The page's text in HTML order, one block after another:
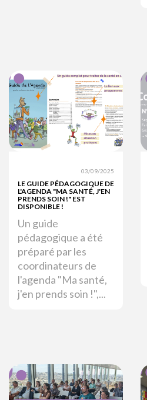
03/09/2025
LE GUIDE PÉDAGOGIQUE DE
L'AGENDA "MA SANTÉ, J'EN
PRENDS SOIN !" EST
DISPONIBLE !
Un guide
pédagogique a été
préparé par les
coordinateurs de
l'agenda "Ma santé,
j'en prends soin !",...